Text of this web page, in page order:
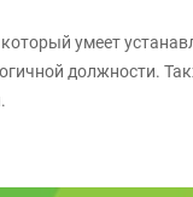
умеет
должности.